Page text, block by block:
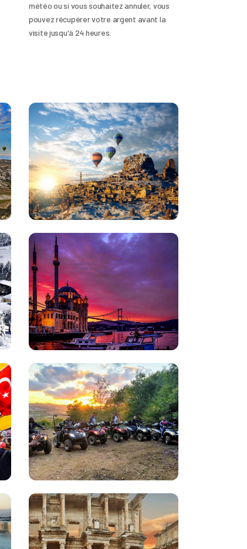
météo ou si vous souhaitez annuler, vous
pouvez récupérer votre argent avant la
visite jusqu'à 24 heures.